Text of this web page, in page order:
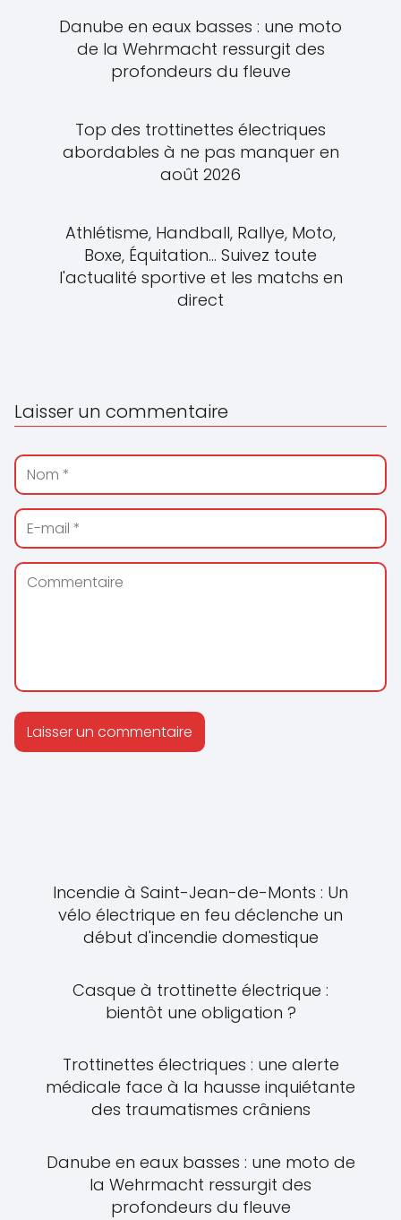
Danube en eaux basses : une moto
de la Wehrmacht ressurgit des
profondeurs du fleuve
Top des trottinettes électriques
abordables à ne pas manquer en
août 2026
Athlétisme, Handball, Rallye, Moto,
Boxe, Équitation... Suivez toute
l'actualité sportive et les matchs en
direct
Laisser un commentaire
Incendie à Saint-Jean-de-Monts : Un
vélo électrique en feu déclenche un
début d'incendie domestique
Casque à trottinette électrique :
bientôt une obligation ?
Trottinettes électriques : une alerte
médicale face à la hausse inquiétante
des traumatismes crâniens
Danube en eaux basses : une moto de
la Wehrmacht ressurgit des
profondeurs du fleuve